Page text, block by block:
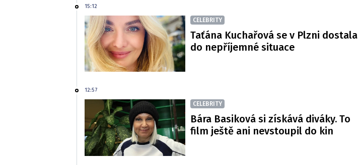
15:12
CELEBRITY
Taťána Kuchařová se v Plzni dostala
do nepříjemné situace
12:57
CELEBRITY
Bára Basiková si získává diváky. To
film ještě ani nevstoupil do kin